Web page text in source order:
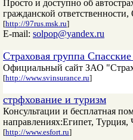
Просто и доступно об
гражданской
[http://97rus.msk.ru]
E-mail: solpop@yandex.ru
Страховая группа
Официальный сайт ЗАО
[http://www.svinsurance.ru]
стрфхование и туризм
Консультации и бесплатная
направлениях:Египет,
[http://www.esfort.ru]